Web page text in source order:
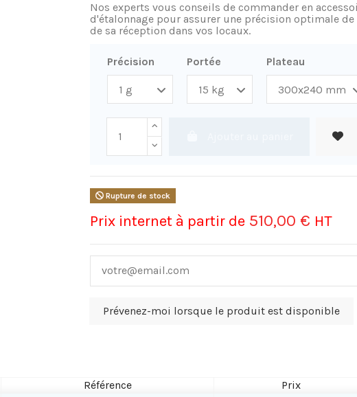
Nos experts vous conseils de commander en
d'étalonnage pour assurer une précision optimale
de sa réception dans vos locaux.
Précision Portée Plateau
Rupture de stock
Prix internet à partir de 510,00 € HT
Référence Prix